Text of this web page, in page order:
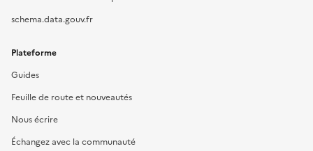
schema.data.gouv.fr
Plateforme
Guides
Feuille de route et nouveautés
Nous écrire
Échangez avec la communauté